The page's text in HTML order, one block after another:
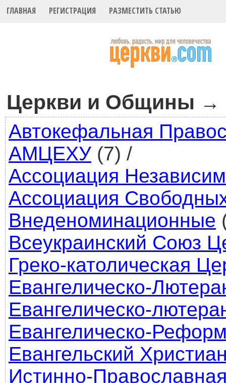
ГЛАВНАЯ РЕГИСТРАЦИЯ РАЗМЕСТИТЬ СТАТЬЮ
Церкви и Общины →
Автокефальная
АМЦЕХУ (7) /
Ассоциация
Ассоциация
Внеденоминационные
Всеукраинский Союз
Греко-католическая
Евангелическо-
Евангелическо-
Евангелическо-
Евангельский
Истинно-